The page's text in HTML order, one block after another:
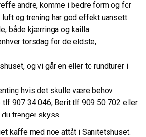
andre, komme i bedre form og for
og trening har god effekt uansett
både kjærringa og kailla.
torsdag for de eldste,
og vi går en eller to rundturer i
hvis det skulle være behov.
tlf 907 34 046, Berit tlf 909 50 702 eller
trenger skyss.
kaffe med noe attåt i Sanitetshuset.